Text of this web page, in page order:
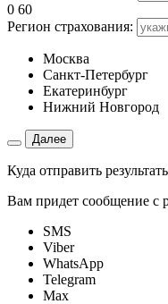
0 60
Регион страхования:
Москва
Санкт-Петербург
Екатеринбург
Нижний Новгород
Далее
Куда отправить
Вам придет сообщение с
SMS
Viber
WhatsApp
Telegram
Max